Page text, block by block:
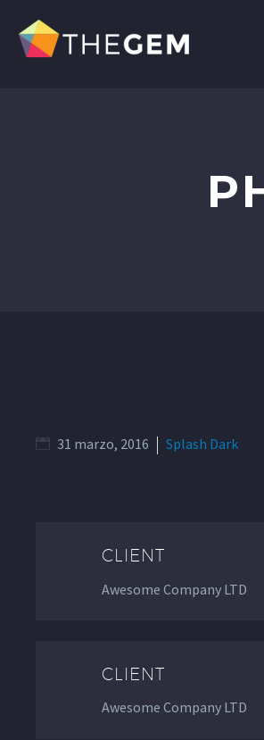
31 marzo, 2016 Splash Dark
CLIENT
Awesome Company LTD
CLIENT
Awesome Company LTD